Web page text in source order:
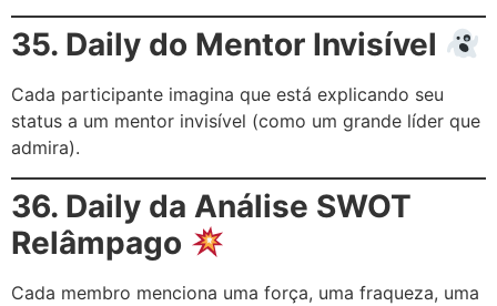
35. Daily do Mentor Invisível
Cada participante imagina que está explicando seu
status a um mentor invisível (como um grande líder que
admira).
36. Daily da Análise SWOT
Relâmpago
Cada membro menciona uma força, uma fraqueza, uma